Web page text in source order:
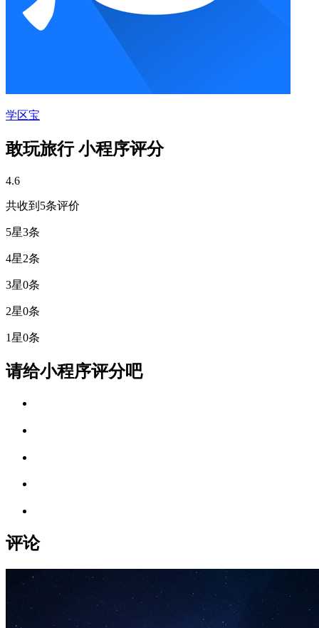
学区宝
敢玩旅行 小程序评分
4.6
共收到5条评价
5星3条
4星2条
3星0条
2星0条
1星0条
请给小程序评分吧
评论